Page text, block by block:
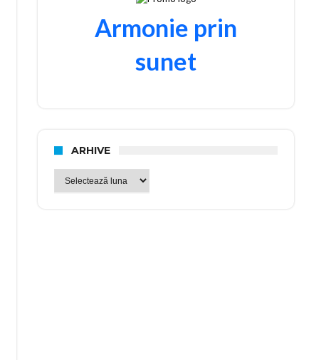
Armonie prin
sunet
ARHIVE